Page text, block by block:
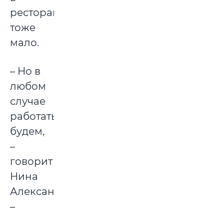
ресторане
тоже
мало.
– Но в
любом
случае
работать
будем,
–
говорит
Нина
Александровна.
–